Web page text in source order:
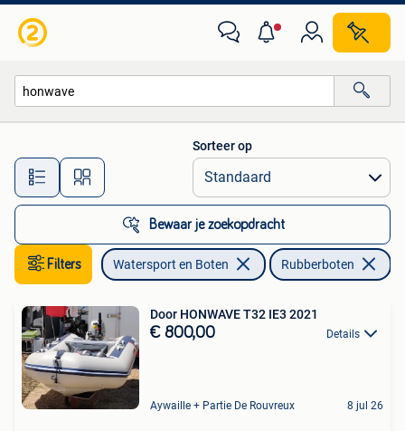
Alle afstanden…
Sorteer op
Bewaar je zoekopdracht
Filters Watersport en Boten Rubberboten
Door HONWAVE T32 IE3 2021
€ 800,00 Details
Aywaille + Partie De Rouvreux 8 jul 26